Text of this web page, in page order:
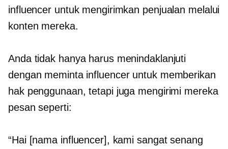
influencer untuk mengirimkan penjualan melalui
konten mereka.
Anda tidak hanya harus menindaklanjuti
dengan meminta influencer untuk memberikan
hak penggunaan, tetapi juga mengirimi mereka
pesan seperti:
“Hai [nama influencer], kami sangat senang